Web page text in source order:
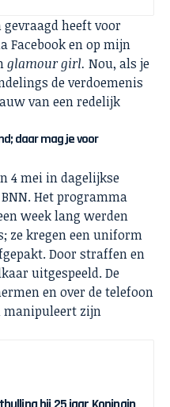
gevraagd heeft voor
Facebook en op mijn
glamour girl. Nou, als je
de verdoemenis
van een redelijk
daar mag je voor
4 mei in dagelijkse
Het programma
week lang werden
ze kregen een uniform
Door straffen en
uitgespeeld. De
en over de telefoon
manipuleert zijn